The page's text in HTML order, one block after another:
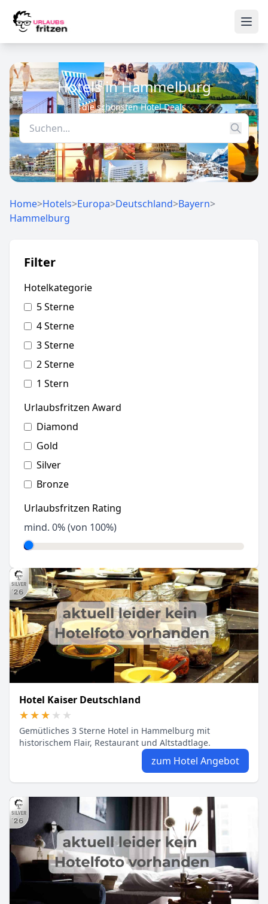
Hotels in Hammelburg
die schönsten Hotel Deals
Home>Hotels>Europa>Deutschland>Bayern>
Hammelburg
Filter
Hotelkategorie
5 Sterne
4 Sterne
3 Sterne
2 Sterne
1 Stern
Urlaubsfritzen Award
Diamond
Gold
Silver
Bronze
Urlaubsfritzen Rating
mind. 0% (von 100%)
Hotel Kaiser Deutschland
★★★★★
★★★★★
Gemütliches 3 Sterne Hotel in Hammelburg mit
historischem Flair, Restaurant und Altstadtlage.
zum Hotel Angebot